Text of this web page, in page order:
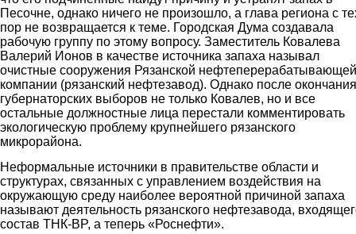
Песочне, однако ничего не произошло, а глава региона с
пор не возвращается к теме. Городская Дума создавала
рабочую группу по этому вопросу. Заместитель Ковалева
Валерий Ионов в качестве источника запаха называл
очистные сооружения Рязанской нефтеперерабатывающей
компании (рязанский нефтезавод). Однако после окончания
губернаторских выборов не только Ковалев, но и все
остальные должностные лица перестали комментировать
экологическую проблему крупнейшего рязанского
микрорайона.
Неформальные источники в правительстве области и
структурах, связанных с управлением воздействия на
окружающую среду наиболее вероятной причиной запаха
называют деятельность рязанского нефтезавода,
состав ТНК-BP, а теперь «Роснефти».